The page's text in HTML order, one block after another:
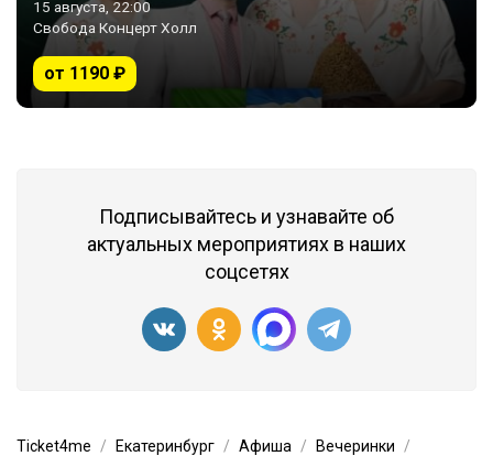
15 августа, 22:00
Свобода Концерт Холл
от 1190 ₽
Подписывайтесь и узнавайте об
актуальных мероприятиях в наших
соцсетях
Ticket4me Екатеринбург Афиша
Вечеринки